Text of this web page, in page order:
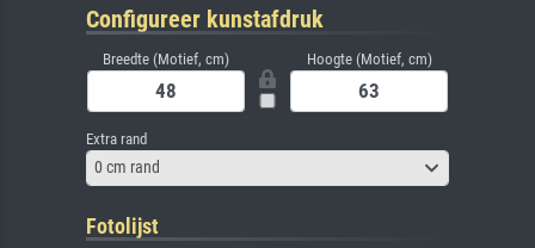
Configureer kunstafdruk
Breedte (Motief, cm) Hoogte (Motief, cm)
Extra rand
0 cm rand
Fotolijst